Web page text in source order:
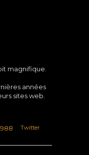
magnifique.
années
sites web.
Twitter